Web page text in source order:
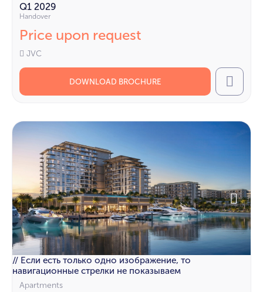
Q1 2029
Handover
Price upon request
JVC
DOWNLOAD BROCHURE Call
// Если есть только одно изображение, то
навигационные стрелки не показываем
Apartments